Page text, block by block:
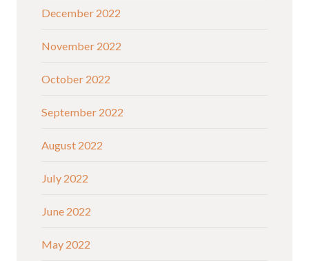
December 2022
November 2022
October 2022
September 2022
August 2022
July 2022
June 2022
May 2022